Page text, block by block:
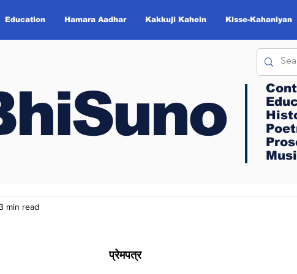
Education Hamara Aadhar Kakkuji Kahein Kisse-Kahaniyan
min read
प्रेमपत्र